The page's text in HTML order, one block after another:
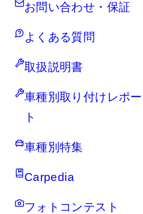
お問い合わせ・保証
よくある質問
取扱説明書
車種別取り付けレポー
ト
車種別特集
Carpedia
フォトコンテスト